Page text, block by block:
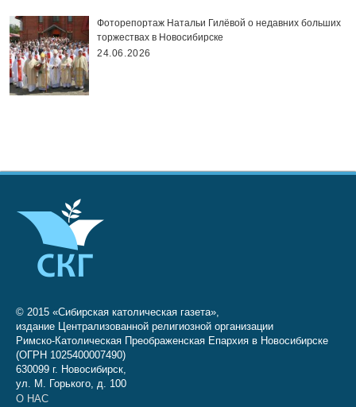
Фоторепортаж Натальи Гилёвой о недавних больших
торжествах в Новосибирске
24.06.2026
© 2015 «Сибирская католическая газета»,
издание Централизованной религиозной организации
Римско-Католическая Преображенская Епархия в Новосибирске
(ОГРН 1025400007490)
630099 г. Новосибирск,
ул. М. Горького, д. 100
О НАС